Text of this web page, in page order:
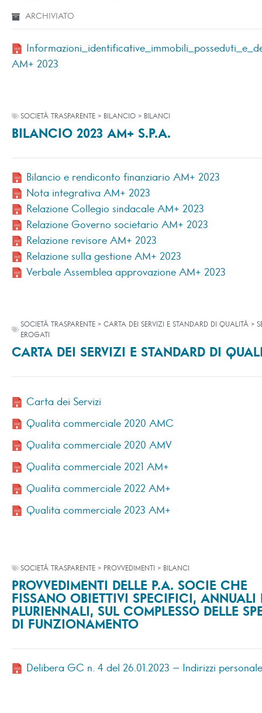
ARCHIVIATO
AM+ 2023
SOCIETÀ TRASPARENTE > BILANCIO > BILANCI
BILANCIO 2023 AM+ S.P.A.
Bilancio e rendiconto finanziario AM+ 2023
Nota integrativa AM+ 2023
Relazione Collegio sindacale AM+ 2023
Relazione Governo societario AM+ 2023
Relazione revisore AM+ 2023
Relazione sulla gestione AM+ 2023
Verbale Assemblea approvazione AM+ 2023
SOCIETÀ TRASPARENTE > CARTA DEI SERVIZI E STANDARD DI QUALITÀ >
EROGATI
CARTA DEI SERVIZI E STANDARD DI
Carta dei Servizi
Qualità commerciale 2020 AMC
Qualità commerciale 2020 AMV
Qualità commerciale 2021 AM+
Qualità commerciale 2022 AM+
Qualità commerciale 2023 AM+
SOCIETÀ TRASPARENTE > PROVVEDIMENTI > BILANCI
PROVVEDIMENTI DELLE P.A. SOCIE CHE
FISSANO OBIETTIVI SPECIFICI, ANNUALI
PLURIENNALI, SUL COMPLESSO DELLE
DI FUNZIONAMENTO
Delibera GC n. 4 del 26.01.2023 – Indirizzi personale